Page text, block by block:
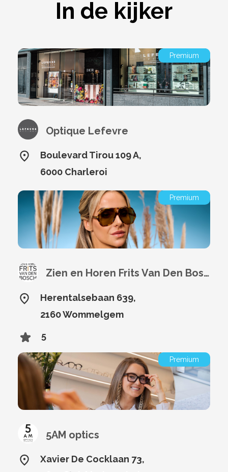
In de kijker
Premium
Optique Lefevre
Boulevard Tirou 109 A,
6000 Charleroi
Premium
Zien en Horen Frits Van Den Bosch
Herentalsebaan 639,
2160 Wommelgem
5
Premium
5AM optics
Xavier De Cocklaan 73,